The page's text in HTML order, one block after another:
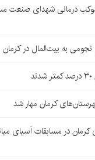
درمانی شهدای صنعت مس
به بیت‌المال در کرمان
کرمان مهار شد
در مسابقات آسیای